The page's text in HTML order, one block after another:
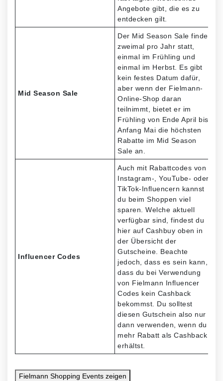
Angebote gibt, die es zu
entdecken gilt.
Mid Season Sale
Der Mid Season Sale findet
zweimal pro Jahr statt,
einmal im Frühling und
einmal im Herbst. Es gibt
kein festes Datum dafür,
aber wenn der Fielmann-
Online-Shop daran
teilnimmt, bietet er im
Frühling von Ende April bis
Anfang Mai die höchsten
Rabatte im Mid Season
Sale an.
Influencer Codes
Auch mit Rabattcodes von
Instagram-, YouTube- oder
TikTok-Influencern kannst
du beim Shoppen viel
sparen. Welche aktuell
verfügbar sind, findest du
hier auf Cashbuy oben in
der Übersicht der
Gutscheine. Beachte
jedoch, dass es sein kann,
dass du bei Verwendung
von Fielmann Influencer
Codes kein Cashback
bekommst. Du solltest
diesen Gutschein also nur
dann verwenden, wenn du
mehr Rabatt als Cashback
erhältst.
Fielmann Shopping Events zeigen